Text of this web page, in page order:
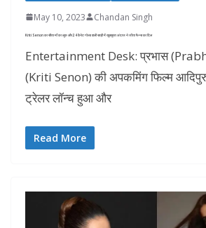
May 10, 2023 Chandan Singh
Kriti Senon का सीता माँ का लुक और 24 कैरेट गोल्ड वाली साड़ी में खूबसूरत अंदाज ने जीता फैन्स का दिल
Entertainment Desk: प्रभास
(Kriti Senon) की अपकमिंग फिल्म
ट्रेलर लॉन्च हुआ और
Read More